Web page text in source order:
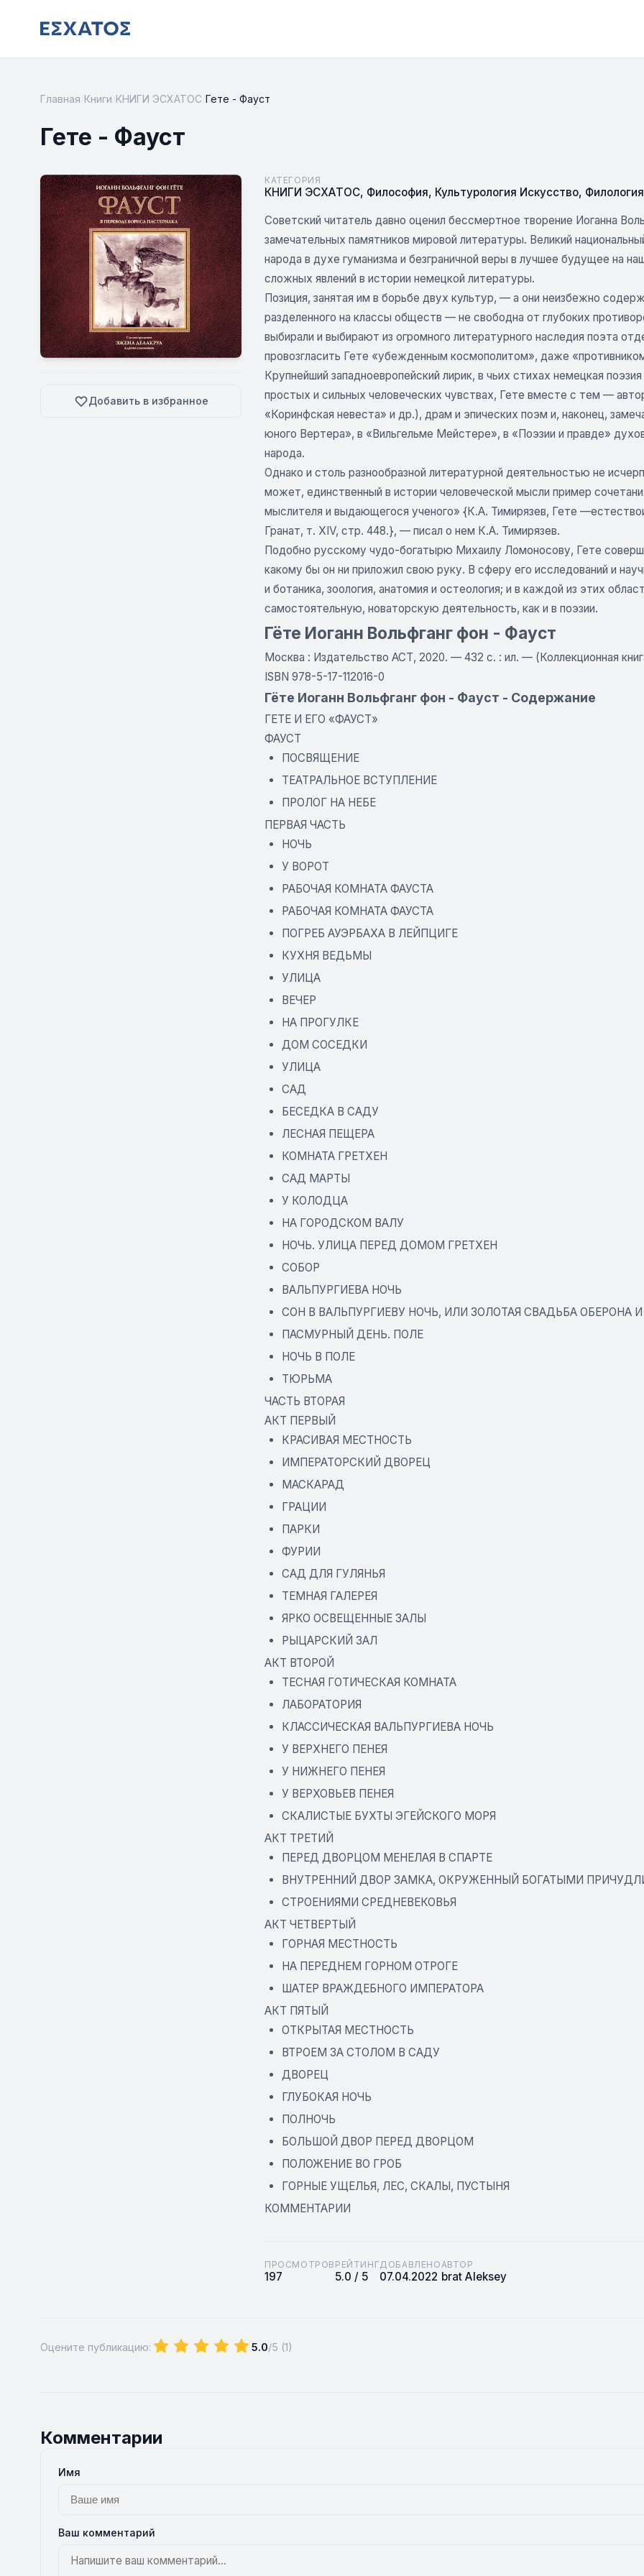
Главная Книги КНИГИ ЭСХАТОС Гете - Фауст
Гете - Фауст
Добавить в избранное
КАТЕГОРИЯ
КНИГИ ЭСХАТОС, Философия, Культурология Искусство,
Советский читатель давно оценил бессмертное творение Иоганна
замечательных памятников мировой литературы. Великий
народа в духе гуманизма и безграничной веры в лучшее будущее на
сложных явлений в истории немецкой литературы.
Позиция, занятая им в борьбе двух культур, — а они неизбежно
разделенного на классы обществ — не свободна от глубоких
выбирали и выбирают из огромного литературного наследия поэта
провозгласить Гете «убежденным космополитом», даже
Крупнейший западноевропейский лирик, в чьих стихах немецкая
простых и сильных человеческих чувствах, Гете вместе с тем —
«Коринфская невеста» и др.), драм и эпических поэм и, наконец,
юного Вертера», в «Вильгельме Мейстере», в «Поэзии и правде»
народа.
Однако и столь разнообразной литературной деятельностью не
может, единственный в истории человеческой мысли пример
мыслителя и выдающегося ученого» {К.А. Тимирязев, Гете
Гранат, т. XIV, стр. 448.}, — писал о нем К.А. Тимирязев.
Подобно русскому чудо-богатырю Михаилу Ломоносову, Гете
какому бы он ни приложил свою руку. В сферу его исследований и
и ботаника, зоология, анатомия и остеология; и в каждой из этих
самостоятельную, новаторскую деятельность, как и в поэзии.
Гёте Иоганн Вольфганг фон - Фауст
Москва : Издательство АСТ, 2020. — 432 с. : ил. — (Коллекционная
ISBN 978-5-17-112016-0
Гёте Иоганн Вольфганг фон - Фауст - Содержание
ГЕТЕ И ЕГО «ФАУСТ»
ФАУСТ
ПОСВЯЩЕНИЕ
ТЕАТРАЛЬНОЕ ВСТУПЛЕНИЕ
ПРОЛОГ НА НЕБЕ
ПЕРВАЯ ЧАСТЬ
НОЧЬ
У ВОРОТ
РАБОЧАЯ КОМНАТА ФАУСТА
РАБОЧАЯ КОМНАТА ФАУСТА
ПОГРЕБ АУЭРБАХА В ЛЕЙПЦИГЕ
КУХНЯ ВЕДЬМЫ
УЛИЦА
ВЕЧЕР
НА ПРОГУЛКЕ
ДОМ СОСЕДКИ
УЛИЦА
САД
БЕСЕДКА В САДУ
ЛЕСНАЯ ПЕЩЕРА
КОМНАТА ГРЕТХЕН
САД МАРТЫ
У КОЛОДЦА
НА ГОРОДСКОМ ВАЛУ
НОЧЬ. УЛИЦА ПЕРЕД ДОМОМ ГРЕТХЕН
СОБОР
ВАЛЬПУРГИЕВА НОЧЬ
СОН В ВАЛЬПУРГИЕВУ НОЧЬ, ИЛИ ЗОЛОТАЯ СВАДЬБА ОБЕРОНА
ПАСМУРНЫЙ ДЕНЬ. ПОЛЕ
НОЧЬ В ПОЛЕ
ТЮРЬМА
ЧАСТЬ ВТОРАЯ
АКТ ПЕРВЫЙ
КРАСИВАЯ МЕСТНОСТЬ
ИМПЕРАТОРСКИЙ ДВОРЕЦ
МАСКАРАД
ГРАЦИИ
ПАРКИ
ФУРИИ
САД ДЛЯ ГУЛЯНЬЯ
ТЕМНАЯ ГАЛЕРЕЯ
ЯРКО ОСВЕЩЕННЫЕ ЗАЛЫ
РЫЦАРСКИЙ ЗАЛ
АКТ ВТОРОЙ
ТЕСНАЯ ГОТИЧЕСКАЯ КОМНАТА
ЛАБОРАТОРИЯ
КЛАССИЧЕСКАЯ ВАЛЬПУРГИЕВА НОЧЬ
У ВЕРХНЕГО ПЕНЕЯ
У НИЖНЕГО ПЕНЕЯ
У ВЕРХОВЬЕВ ПЕНЕЯ
СКАЛИСТЫЕ БУХТЫ ЭГЕЙСКОГО МОРЯ
АКТ ТРЕТИЙ
ПЕРЕД ДВОРЦОМ МЕНЕЛАЯ В СПАРТЕ
ВНУТРЕННИЙ ДВОР ЗАМКА, ОКРУЖЕННЫЙ БОГАТЫМИ
СТРОЕНИЯМИ СРЕДНЕВЕКОВЬЯ
АКТ ЧЕТВЕРТЫЙ
ГОРНАЯ МЕСТНОСТЬ
НА ПЕРЕДНЕМ ГОРНОМ ОТРОГЕ
ШАТЕР ВРАЖДЕБНОГО ИМПЕРАТОРА
АКТ ПЯТЫЙ
ОТКРЫТАЯ МЕСТНОСТЬ
ВТРОЕМ ЗА СТОЛОМ В САДУ
ДВОРЕЦ
ГЛУБОКАЯ НОЧЬ
ПОЛНОЧЬ
БОЛЬШОЙ ДВОР ПЕРЕД ДВОРЦОМ
ПОЛОЖЕНИЕ ВО ГРОБ
ГОРНЫЕ УЩЕЛЬЯ, ЛЕС, СКАЛЫ, ПУСТЫНЯ
КОММЕНТАРИИ
ПРОСМОТРОВ
197
РЕЙТИНГ
5.0 / 5
ДОБАВЛЕНО
07.04.2022
АВТОР
brat Aleksey
Оцените публикацию: 5.0/5 (1)
Комментарии
Имя
Ваш комментарий